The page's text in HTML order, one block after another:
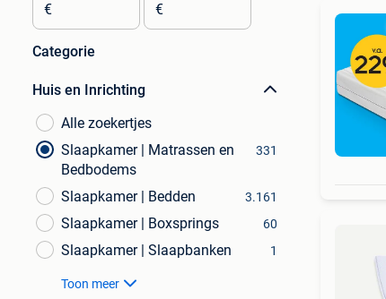
€ €
Categorie
Huis en Inrichting
Alle zoekertjes
Slaapkamer | Matrassen en
Bedbodems
331
Slaapkamer | Bedden 3.161
Slaapkamer | Boxsprings 60
Slaapkamer | Slaapbanken 1
Toon meer